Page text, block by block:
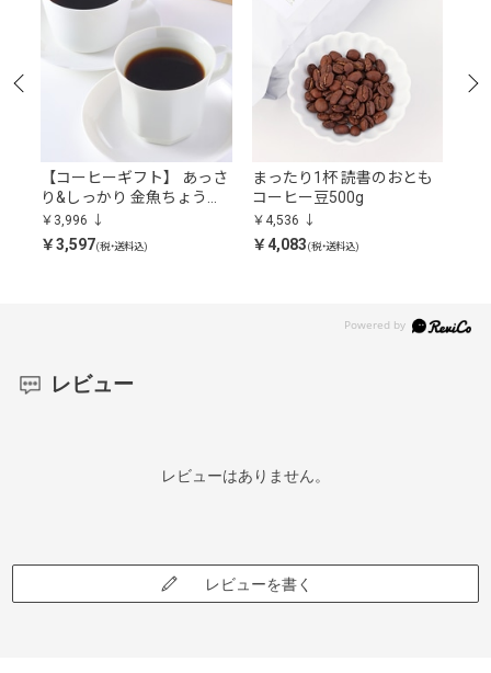
【コーヒーギフト】 あっさ
り&しっかり 金魚ちょうち
んブレンド（粉）
￥3,996
￥3,597(税・送料込)
まったり1杯 読書のおとも
コーヒー豆500g
￥4,536
￥4,083(税・送料込)
レビュー
レビューはありません。
レビューを書く